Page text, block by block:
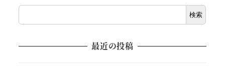
検索
最近の投稿